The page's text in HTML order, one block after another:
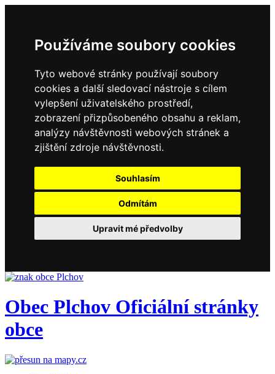
Používáme soubory cookies
Tyto webové stránky používají soubory
cookies a další sledovací nástroje s cílem
vylepšení uživatelského prostředí,
zobrazení přizpůsobeného obsahu a reklam,
analýzy návštěvnosti webových stránek a
zjištění zdroje návštěvnosti.
Souhlasím
Odmítám
Upravit mé předvolby
Obec Plchov Oficiální stránky
obce